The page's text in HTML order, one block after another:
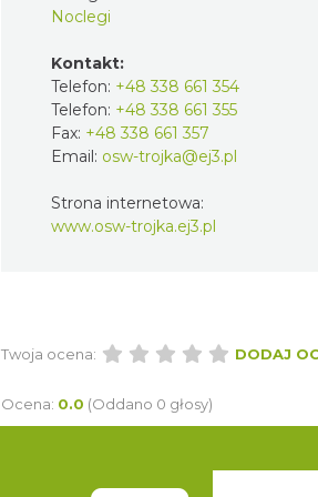
Noclegi
Kontakt:
Telefon: +48 338 661 354
Telefon: +48 338 661 355
Fax: +48 338 661 357
Email: osw-trojka@ej3.pl
Strona internetowa:
www.osw-trojka.ej3.pl
Twoja ocena: DODAJ
Ocena: 0.0 (Oddano 0 głosy)